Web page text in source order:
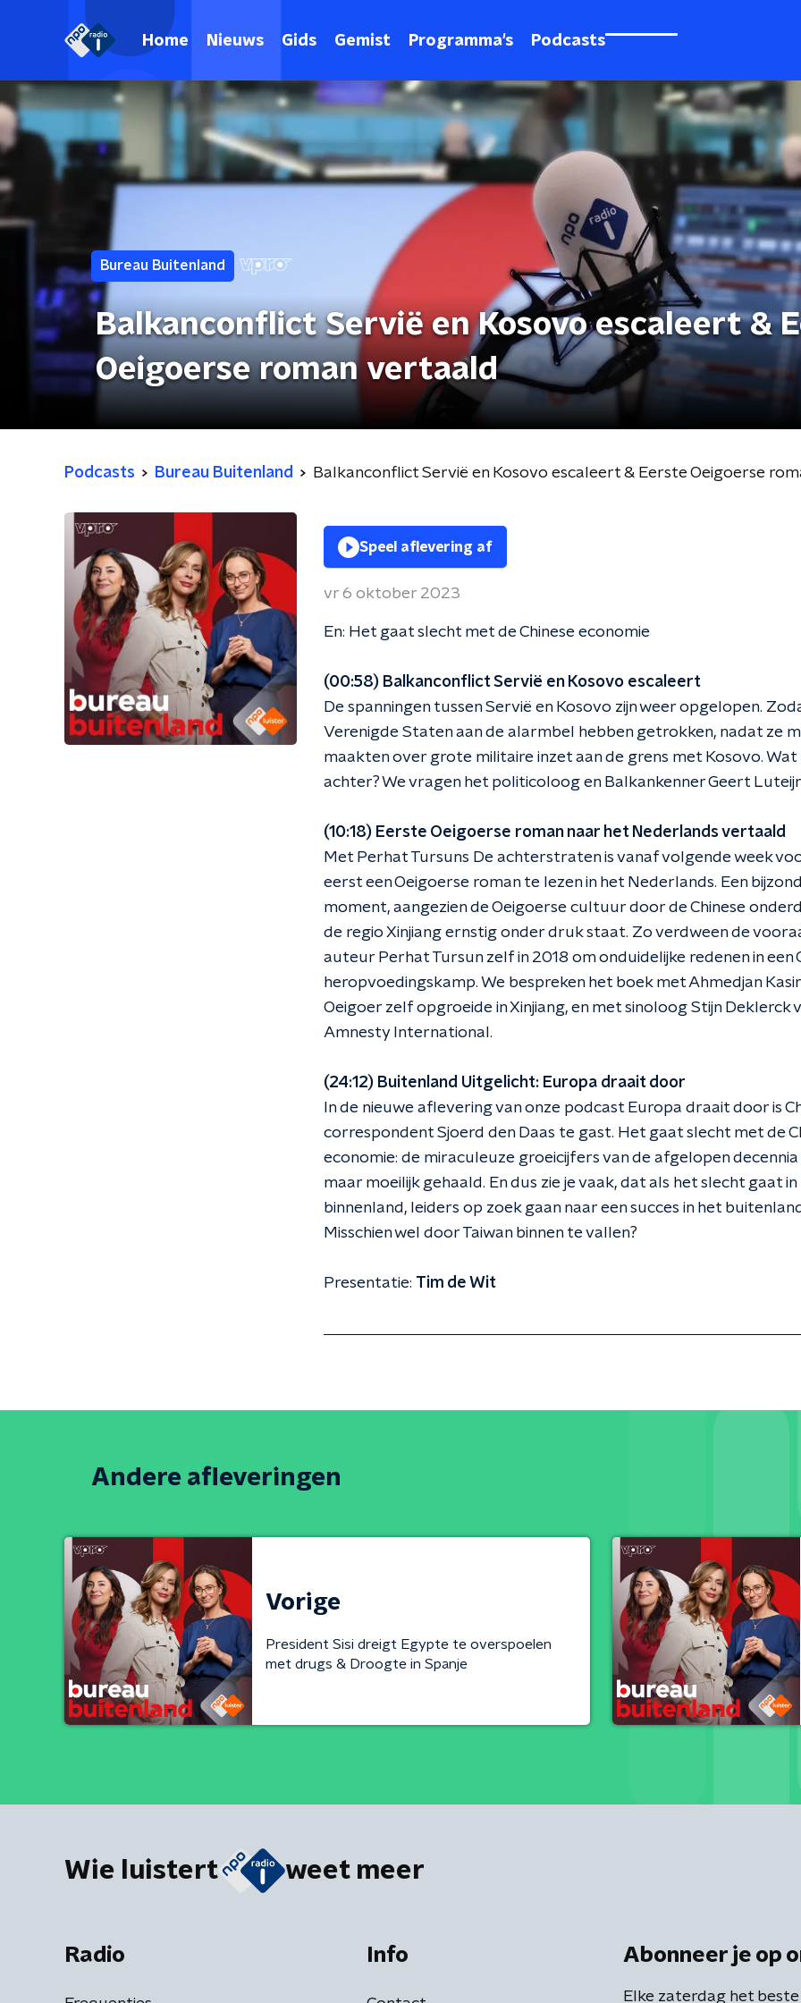
Home Nieuws Gids Gemist Programma's Podcasts
Bureau Buitenland
Balkanconflict Servië en Kosovo escaleert &
Oeigoerse roman vertaald
Podcasts Bureau Buitenland Balkanconflict Servië en Kosovo escaleert & Eerste Oeigoerse
Speel aflevering af
vr 6 oktober 2023
En: Het gaat slecht met de Chinese economie
(00:58) Balkanconflict Servië en Kosovo escaleert
De spanningen tussen Servië en Kosovo zijn weer opgelopen.
Verenigde Staten aan de alarmbel hebben getrokken, nadat ze
maakten over grote militaire inzet aan de grens met Kosovo. Wat
achter? We vragen het politicoloog en Balkankenner Geert
(10:18) Eerste Oeigoerse roman naar het Nederlands vertaald
Met Perhat Tursuns De achterstraten is vanaf volgende week
eerst een Oeigoerse roman te lezen in het Nederlands. Een
moment, aangezien de Oeigoerse cultuur door de Chinese
de regio Xinjiang ernstig onder druk staat. Zo verdween de
auteur Perhat Tursun zelf in 2018 om onduidelijke redenen in een
heropvoedingskamp. We bespreken het boek met Ahmedjan
Oeigoer zelf opgroeide in Xinjiang, en met sinoloog Stijn Deklerck
Amnesty International.
(24:12) Buitenland Uitgelicht: Europa draait door
In de nieuwe aflevering van onze podcast Europa draait door is
correspondent Sjoerd den Daas te gast. Het gaat slecht met de
economie: de miraculeuze groeicijfers van de afgelopen
maar moeilijk gehaald. En dus zie je vaak, dat als het slecht gaat in
binnenland, leiders op zoek gaan naar een succes in het
Misschien wel door Taiwan binnen te vallen?
Presentatie: Tim de Wit
Andere afleveringen
Vorige
President Sisi dreigt Egypte te overspoelen
met drugs & Droogte in Spanje
Wie luistert weet meer
Radio Info Abonneer je op
Elke zaterdag het beste